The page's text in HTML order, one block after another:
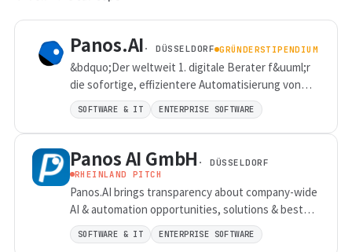
Panos.AI · DÜSSELDORF GRÜNDERSTIPENDIUM
&bdquo;Der weltweit 1. digitale Berater f&uuml;r
die sofortige, effizientere Automatisierung von
Gesch&auml;ftsprozessen in Unternehmen, da er
Prozesse &amp; L&ouml;sungen schon kennt
&ndash; dank integrierter k&uuml;nstlicher
Intelligenz!&ldquo;
SOFTWARE & IT ENTERPRISE SOFTWARE
Panos AI GmbH · DÜSSELDORF
RHEINLAND PITCH
Panos.AI brings transparency about company-wide
AI & automation opportunities, solutions & best
practices, which is required to establish better
informed strategic decisions & collaboration. It
SOFTWARE & IT ENTERPRISE SOFTWARE